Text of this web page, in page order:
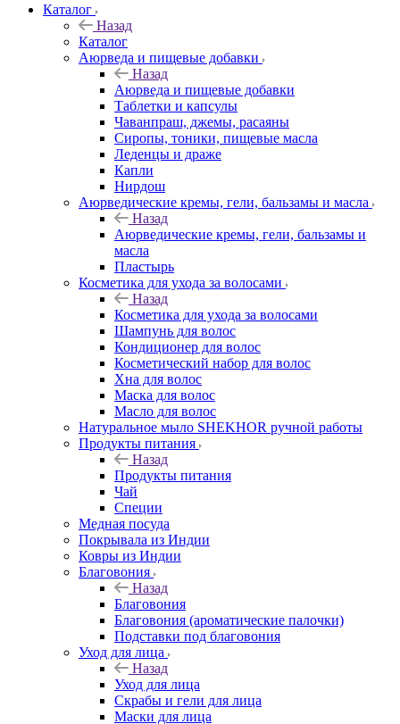
Каталог
Назад
Каталог
Аюрведа и пищевые добавки
Назад
Аюрведа и пищевые добавки
Таблетки и капсулы
Чаванпраш, джемы, расаяны
Сиропы, тоники, пищевые масла
Леденцы и драже
Капли
Нирдош
Аюрведические кремы, гели, бальзамы и масла
Назад
Аюрведические кремы, гели, бальзамы и
масла
Пластырь
Косметика для ухода за волосами
Назад
Косметика для ухода за волосами
Шампунь для волос
Кондиционер для волос
Косметический набор для волос
Хна для волос
Маска для волос
Масло для волос
Натуральное мыло SHEKHOR ручной работы
Продукты питания
Назад
Продукты питания
Чай
Специи
Медная посуда
Покрывала из Индии
Ковры из Индии
Благовония
Назад
Благовония
Благовония (ароматические палочки)
Подставки под благовония
Уход для лица
Назад
Уход для лица
Скрабы и гели для лица
Маски для лица